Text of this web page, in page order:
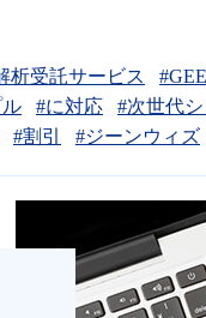
析受託サービス
#に対応 #次世代
#割引 #ジーンウィズ